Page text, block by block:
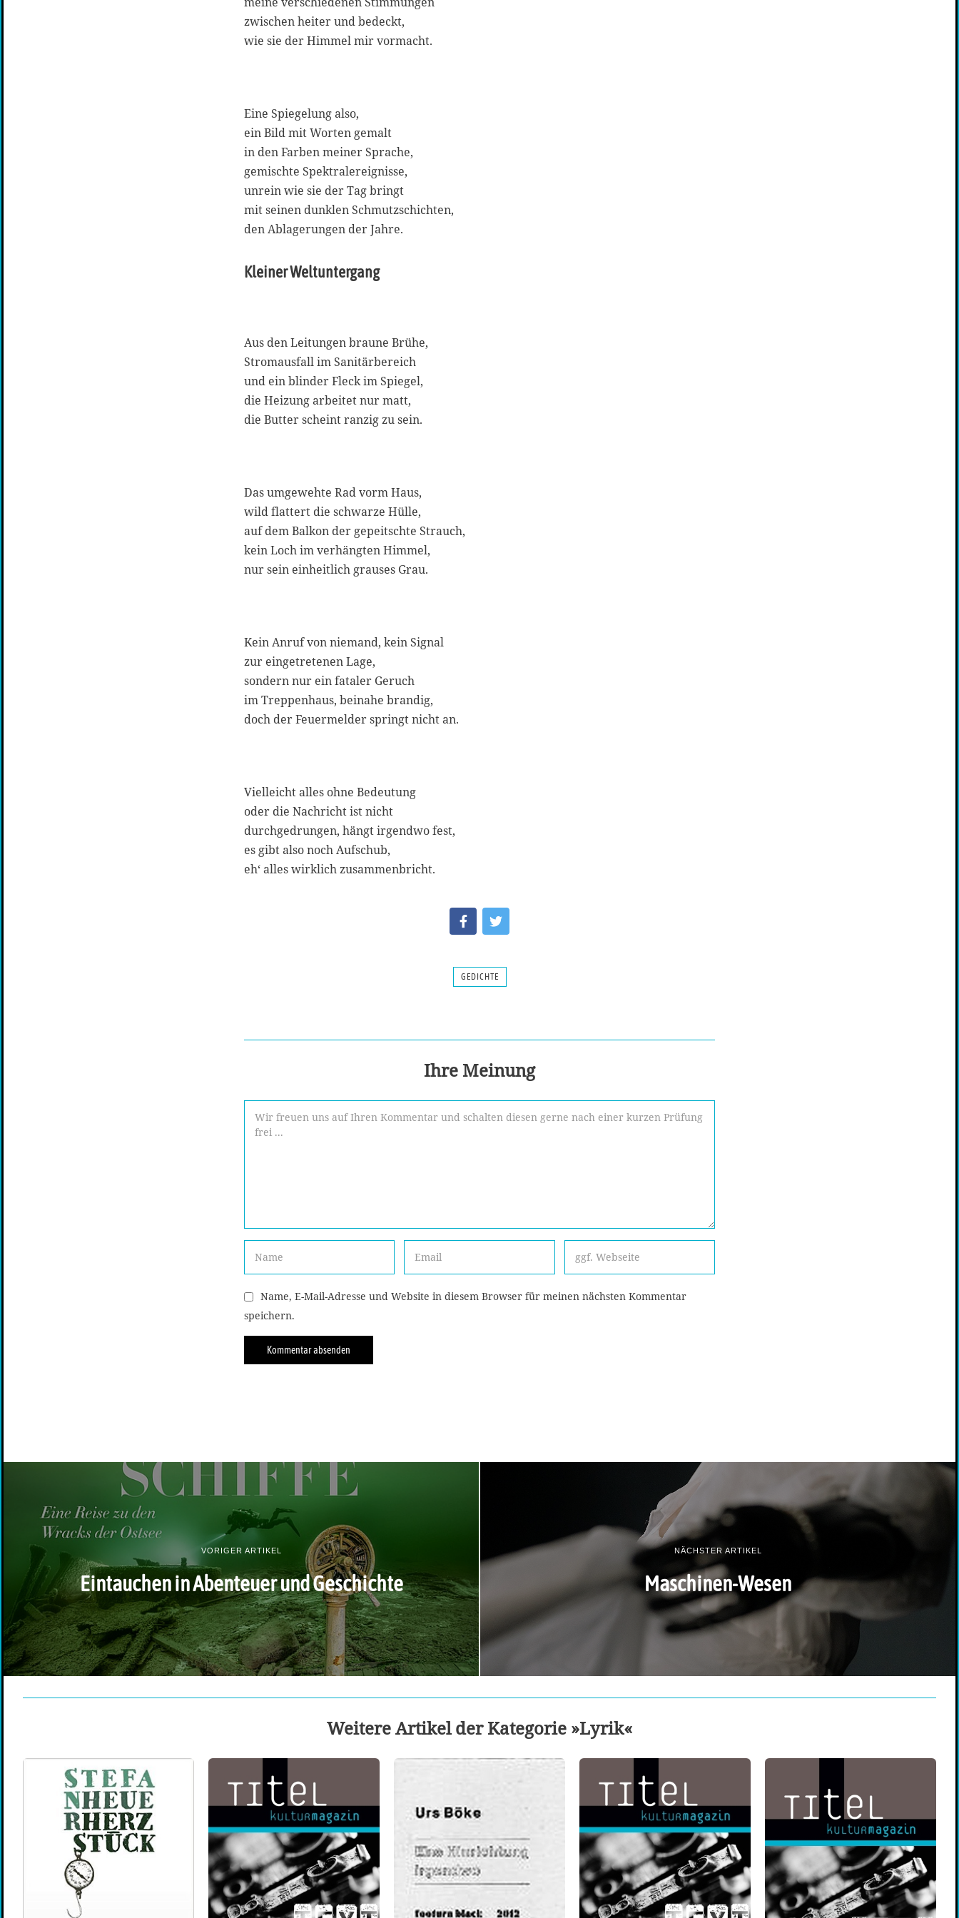
zwischen heiter und bedeckt,
wie sie der Himmel mir vormacht.
Eine Spiegelung also,
ein Bild mit Worten gemalt
in den Farben meiner Sprache,
gemischte Spektralereignisse,
unrein wie sie der Tag bringt
mit seinen dunklen Schmutzschichten,
den Ablagerungen der Jahre.
Kleiner Weltuntergang
Aus den Leitungen braune Brühe,
Stromausfall im Sanitärbereich
und ein blinder Fleck im Spiegel,
die Heizung arbeitet nur matt,
die Butter scheint ranzig zu sein.
Das umgewehte Rad vorm Haus,
wild flattert die schwarze Hülle,
auf dem Balkon der gepeitschte Strauch,
kein Loch im verhängten Himmel,
nur sein einheitlich grauses Grau.
Kein Anruf von niemand, kein Signal
zur eingetretenen Lage,
sondern nur ein fataler Geruch
im Treppenhaus, beinahe brandig,
doch der Feuermelder springt nicht an.
Vielleicht alles ohne Bedeutung
oder die Nachricht ist nicht
durchgedrungen, hängt irgendwo fest,
es gibt also noch Aufschub,
eh‘ alles wirklich zusammenbricht.
GEDICHTE
Ihre Meinung
Name, E-Mail-Adresse und Website in diesem Browser für meinen nächsten Kommentar
speichern.
VORIGER ARTIKEL
Eintauchen in Abenteuer und Geschichte
NÄCHSTER ARTIKEL
Maschinen-Wesen
Weitere Artikel der Kategorie »Lyrik«